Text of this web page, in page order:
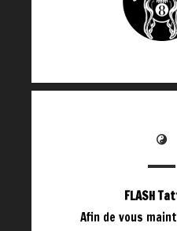
FLASH
Afin de vous